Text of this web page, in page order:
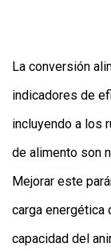
PRIVACIDAD
DEL
QUIENES
SOMOS
La conversión
indicadores de
incluyendo a los
de alimento son
Mejorar este
carga energética
capacidad del